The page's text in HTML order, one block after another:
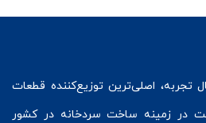
با 13 سال تجربه، اصلی‌ترین توزیع‌کننده قطعات
در زمینه ساخت سردخانه در کشور